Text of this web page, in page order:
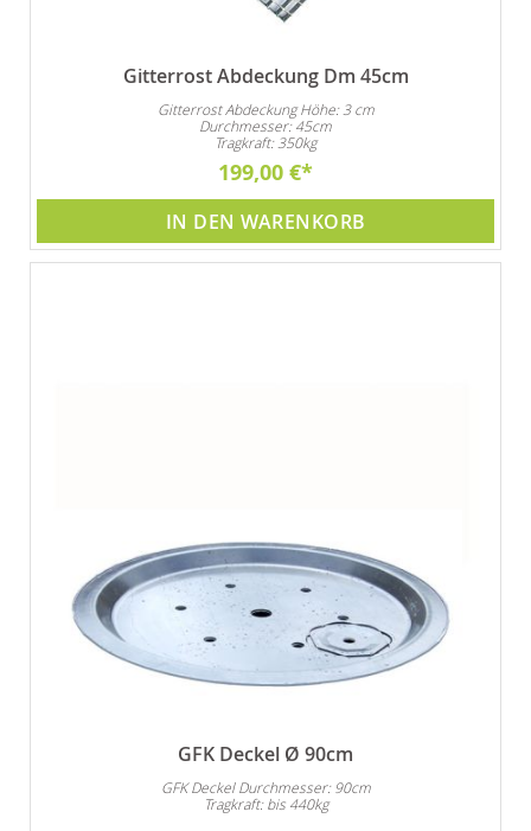
Gitterrost Abdeckung Dm 45cm
Gitterrost Abdeckung Höhe: 3 cm
Durchmesser: 45cm
Tragkraft: 350kg
199,00 €
IN DEN WARENKORB
GFK Deckel Ø 90cm
GFK Deckel Durchmesser: 90cm
Tragkraft: bis 440kg